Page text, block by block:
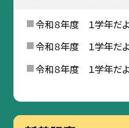
令和８年度 １学年だよ
令和８年度 １学年だよ
令和８年度 １学年だよ